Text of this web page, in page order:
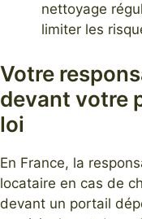
nettoyage
limiter les
Votre
devant votre
loi
En France, la
locataire en cas de
devant un portail